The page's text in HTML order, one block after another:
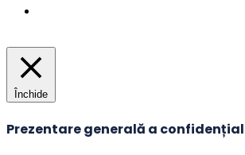
Închide
Prezentare generală a